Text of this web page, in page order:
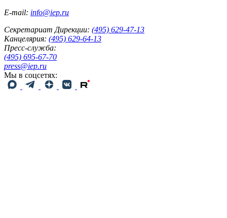
E-mail: info@iep.ru
Секретариат Дирекции: (495) 629-47-13
Канцелярия: (495) 629-64-13
Пресс-служба:
(495) 695-67-70
press@iep.ru
Мы в соцсетях: